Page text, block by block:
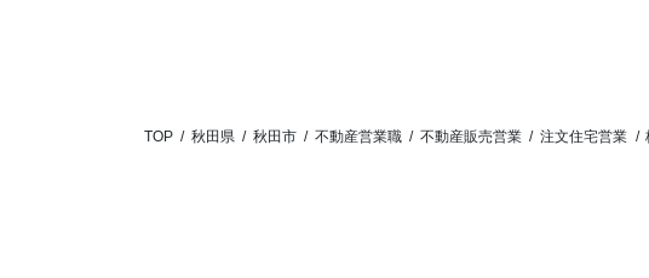
TOP / 秋田県 / 秋田市 / 不動産営業職 / 不動産販売営業 / 注文住宅営業 /